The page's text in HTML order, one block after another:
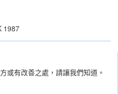
1987
或有改善之處，請讓我們知道。